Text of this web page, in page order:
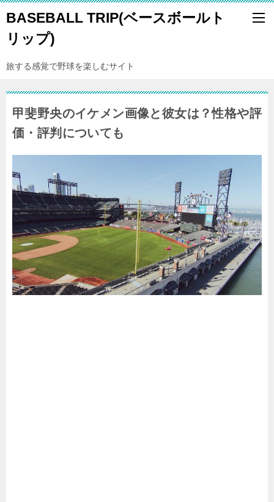
BASEBALL TRIP(ベースボールト
リップ)
旅する感覚で野球を楽しむサイト
甲斐野央のイケメン画像と彼女は？性格や評
価・評判についても